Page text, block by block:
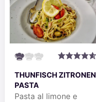
THUNFISCH ZITRONEN
PASTA
Pasta al limone e